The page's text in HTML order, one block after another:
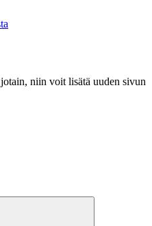
niin voit lisätä uuden sivun